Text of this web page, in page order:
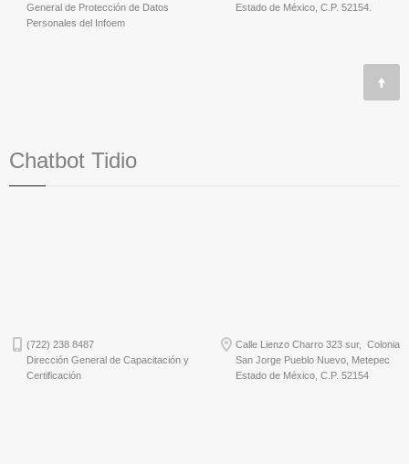
General de Protección de Datos
Personales del Infoem
Estado de México, C.P. 52154.
Chatbot Tidio
(722) 238 8487
Dirección General de Capacitación y
Certificación
Calle Lienzo Charro 323 sur, Colonia
San Jorge Pueblo Nuevo, Metepec
Estado de México, C.P. 52154